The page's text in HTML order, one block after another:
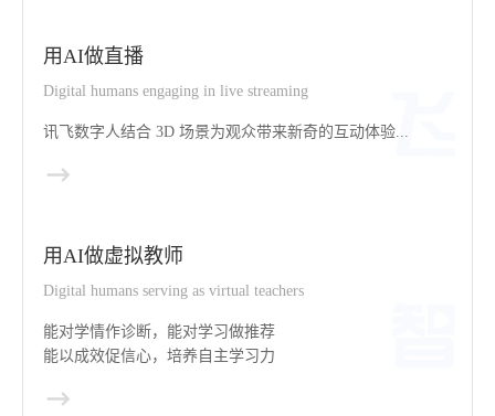
用AI做直播
Digital humans engaging in live streaming
讯飞数字人结合 3D 场景为观众带来新奇的互动体验...
用AI做虚拟教师
Digital humans serving as virtual teachers
能对学情作诊断，能对学习做推荐
能以成效促信心，培养自主学习力